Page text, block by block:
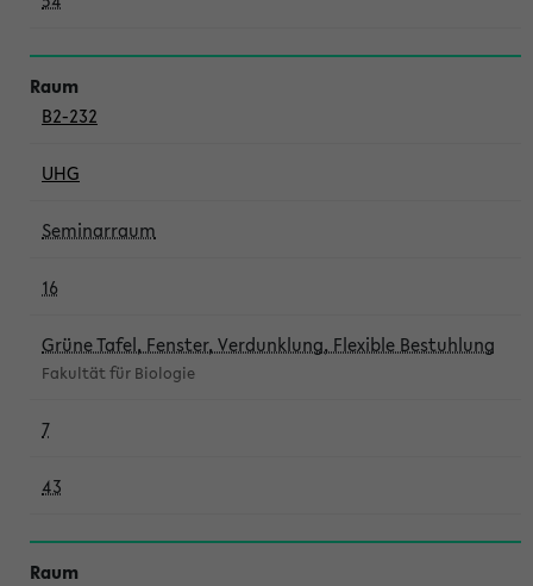
B2-232
UHG
Seminarraum
16
Grüne Tafel, Fenster, Verdunklung, Flexible Bestuhlung
Fakultät für Biologie
7
43